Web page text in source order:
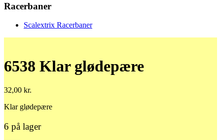
Racerbaner
Scalextrix Racerbaner
6538 Klar glødepære
32,00 kr.
Klar glødepære
6 på lager